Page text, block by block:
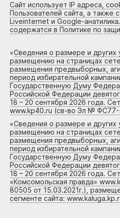
Сайт использует IP адреса,
Пользователей сайта, а также
Liveinternet и Google-
содержатся в Политике по
«Сведения о размере и других
размещению на страницах
размещения предвыборных,
период избирательной
Государственную Думу
Российской Федерации
18 – 20 сентября 2026 года.
www.kp40.ru (св-во Эл № ФС77-
«Сведения о размере и других
размещению на страницах
размещения предвыборных,
период избирательной
Государственную Думу
Российской Федерации
18 – 20 сентября 2026 года.
«Комсомольская правда»
80505 от 15.03.2021г.),
сегменте сайта: